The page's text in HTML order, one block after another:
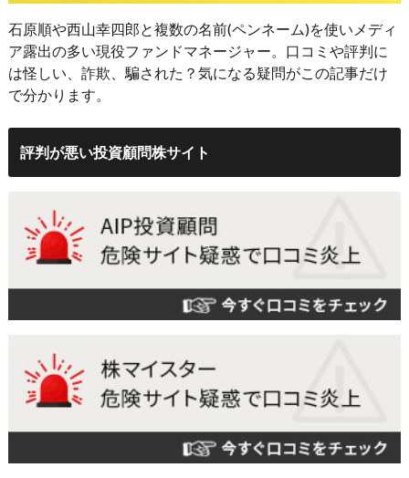
石原順や西山幸四郎と複数の名前(ペンネーム)を使いメディ
ア露出の多い現役ファンドマネージャー。口コミや評判に
は怪しい、詐欺、騙された？気になる疑問がこの記事だけ
で分かります。
評判が悪い投資顧問株サイト